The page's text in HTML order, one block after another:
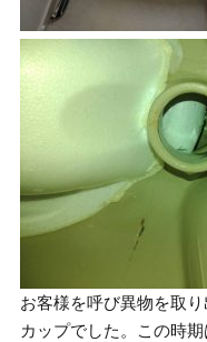
お客様を呼び異物を取
カップでした。この時